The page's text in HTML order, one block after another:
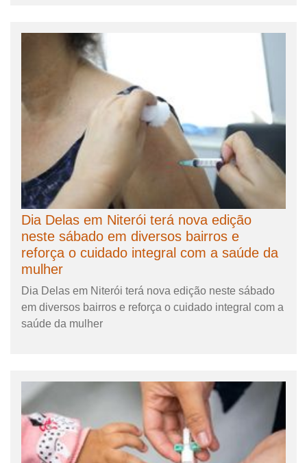
Dia Delas em Niterói terá nova edição
neste sábado em diversos bairros e
reforça o cuidado integral com a saúde da
mulher
Dia Delas em Niterói terá nova edição neste sábado
em diversos bairros e reforça o cuidado integral com a
saúde da mulher